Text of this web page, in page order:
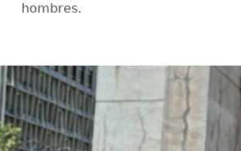
hombres.